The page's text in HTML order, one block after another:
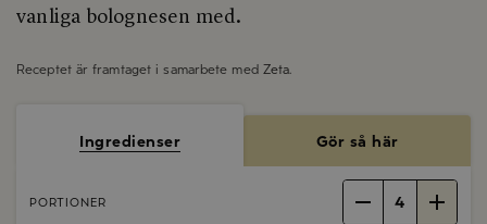
vanliga bolognesen med.
Receptet är framtaget i samarbete med Zeta.
Ingredienser Gör så här
PORTIONER 4